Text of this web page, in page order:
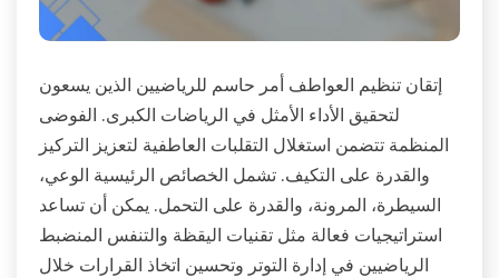
إتقان تنظيم العواطف أمر حاسم للرياضيين الذين يسعون
لتحقيق الأداء الأمثل في الرياضات الكبرى. الفوضى
المنظمة تتضمن استغلال التقلبات العاطفية لتعزيز التركيز
والقدرة على التكيف. تشمل الخصائص الرئيسية الوعي،
السيطرة، المرونة، والقدرة على التحمل. يمكن أن تساعد
استراتيجيات فعالة مثل تقنيات اليقظة والتنفس المنضبط
الرياضيين في إدارة التوتر وتحسين اتخاذ القرارات خلال